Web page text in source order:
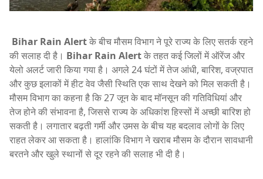
Bihar Rain Alertके बीच मौसम विभाग ने पूरे राज्य के लिए सतर्क रहने
की सलाह दी है। Bihar Rain Alertके तहत कई जिलों में ऑरेंज और
येलो अलर्ट जारी किया गया है। अगले 24 घंटों में तेज आंधी, बारिश, वज्रपात
और कुछ इलाकों में हीट वेव जैसी स्थिति एक साथ देखने को मिल सकती है।
मौसम विभाग का कहना है कि 27 जून के बाद मॉनसून की गतिविधियां और
तेज होने की संभावना है, जिससे राज्य के अधिकांश हिस्सों में अच्छी बारिश हो
सकती है। लगातार बढ़ती गर्मी और उमस के बीच यह बदलाव लोगों के लिए
राहत लेकर आ सकता है। हालांकि विभाग ने खराब मौसम के दौरान सावधानी
बरतने और खुले स्थानों से दूर रहने की सलाह भी दी है।